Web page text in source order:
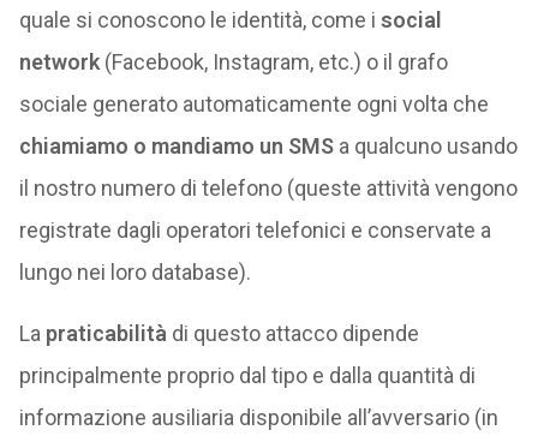
quale si conoscono le identità, come i social
network(Facebook, Instagram, etc.) o il grafo
sociale generato automaticamente ogni volta che
chiamiamo o mandiamo un SMSa qualcuno usando
il nostro numero di telefono (queste attività vengono
registrate dagli operatori telefonici e conservate a
lungo nei loro database).
La praticabilità di questo attacco dipende
principalmente proprio dal tipo e dalla quantità di
informazione ausiliaria disponibile all’avversario (in